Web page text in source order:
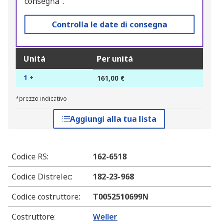
Controlla le date di consegna
Unità Per unità
1 + 161,00 €
*prezzo indicativo
Aggiungi alla tua lista
Codice RS:
162-6518
Codice Distrelec:
182-23-968
Codice costruttore:
T0052510699N
Costruttore: Weller